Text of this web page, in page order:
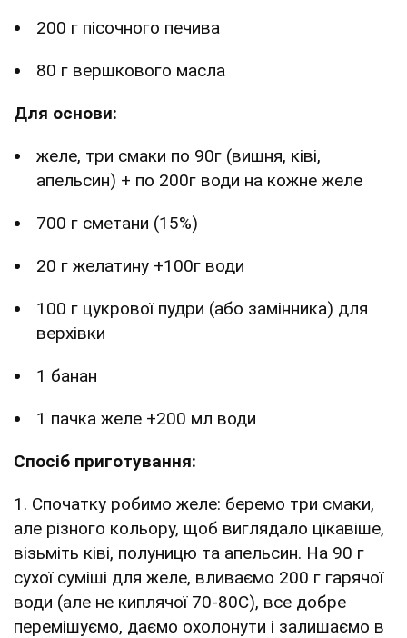
200 г пісочного печива
80 г вершкового масла
Для основи:
желе, три смаки по 90г (вишня, ківі,
апельсин) + по 200г води на кожне желе
700 г сметани (15%)
20 г желатину +100г води
100 г цукрової пудри (або замінника) для
верхівки
1 банан
1 пачка желе +200 мл води
Спосіб приготування:
1. Спочатку робимо желе: беремо три смаки,
але різного кольору, щоб виглядало цікавіше,
візьміть ківі, полуницю та апельсин. На 90 г
сухої суміші для желе, вливаємо 200 г гарячої
води (але не киплячої 70-80С), все добре
перемішуємо, даємо охолонути і залишаємо в